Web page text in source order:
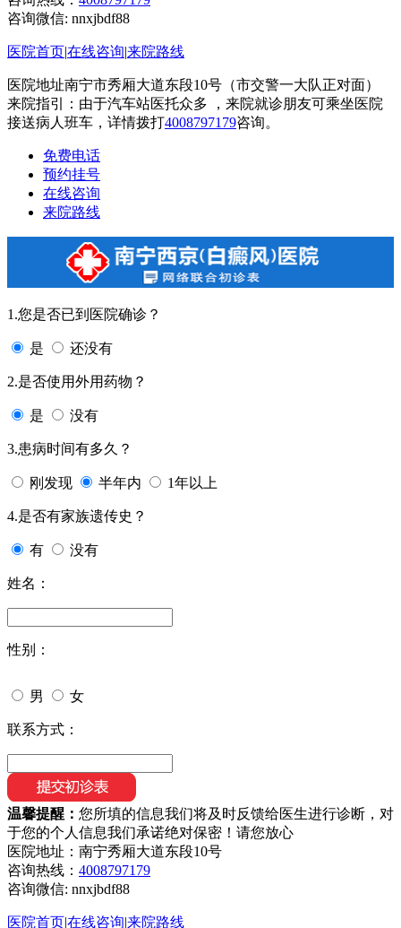
咨询微信: nnxjbdf88
医院首页|在线咨询|来院路线
医院地址南宁市秀厢大道东段10号（市交警一大队正对面）
来院指引：由于汽车站医托众多 ，来院就诊朋友可乘坐医院
接送病人班车，详情拨打4008797179咨询。
免费电话
预约挂号
在线咨询
来院路线
1.您是否已到医院确诊？
是 还没有
2.是否使用外用药物？
是 没有
3.患病时间有多久？
刚发现 半年内 1年以上
4.是否有家族遗传史？
有 没有
姓名：
性别：
男 女
联系方式：
温馨提醒： 您所填的信息我们将及时反馈给医生进行诊断，对
于您的个人信息我们承诺绝对保密！请您放心
医院地址：南宁秀厢大道东段10号
咨询热线： 4008797179
咨询微信: nnxjbdf88
医院首页|在线咨询|来院路线